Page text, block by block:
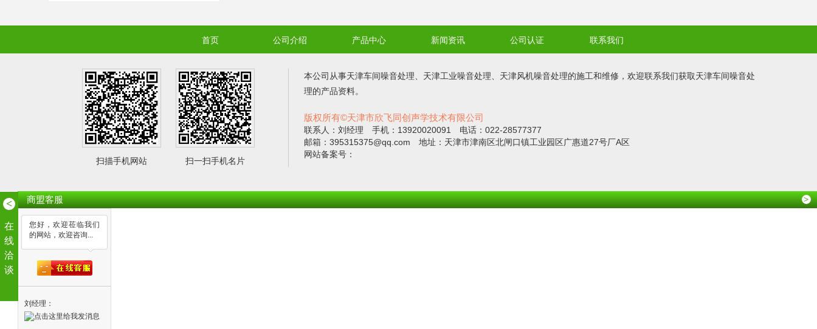
首页 公司介绍 产品中心 新闻资讯 公司认证 联系我们
扫描手机网站 扫一扫手机名片
本公司从事天津车间噪音处理 天津工业噪音处理 天津风机噪音处理的施工和维修，欢迎联系我们获取天津车间噪音处
理的产品资料。
版权所有©天津市欣飞同创声学技术有限公司
联系人：刘经理 手机：13920020091 电话：022-28577377
邮箱：395315375@qq.com 地址：天津市津南区北闸口镇工业园区广惠道27号厂A区
网站备案号：
<
在
线
洽
谈
商盟客服 >
您好，欢迎莅临我们
的网站，欢迎咨询...
刘经理：